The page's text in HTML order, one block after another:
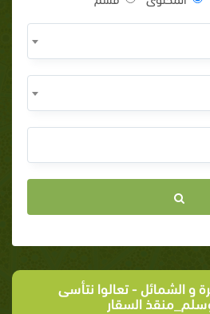
و الشمائل - تعالوا نتأسى
السقار